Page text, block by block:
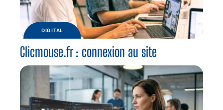
DIGITAL
Clicmouse.fr : connexion au site